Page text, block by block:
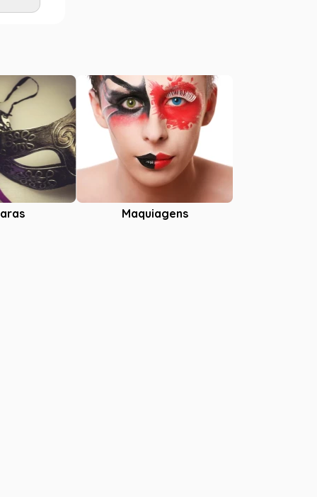
Maquiagens